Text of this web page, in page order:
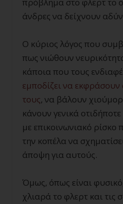
πρόβλημα στο φλερτ το
άνδρες να δείχνουν
Ο κύριος λόγος που
πως νιώθουν
κάποια που τους
εμποδίζει να
τους, να βάλουν
κάνουν γενικά
με επικοινωνιακό ρίσκο
την κοπέλα να
άποψη για αυτούς.
Όμως, όπως είναι
χλιαρά το φλερτ και